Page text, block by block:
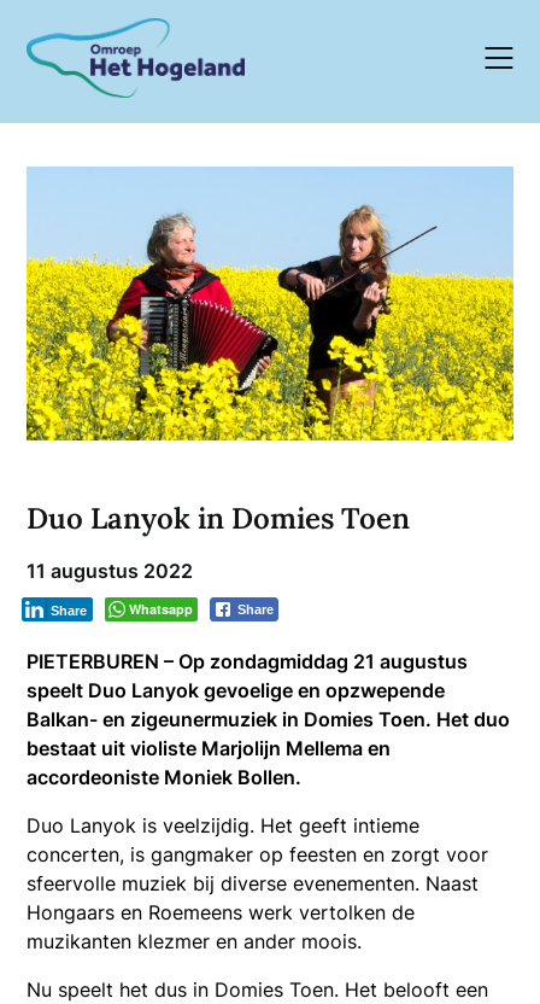
content
Duo Lanyok in Domies Toen
11 augustus 2022
Whatsapp Share
Share
PIETERBUREN – Op zondagmiddag 21 augustus
speelt Duo Lanyok gevoelige en opzwepende
Balkan- en zigeunermuziek in Domies Toen. Het duo
bestaat uit violiste Marjolijn Mellema en
accordeoniste Moniek Bollen.
Duo Lanyok is veelzijdig. Het geeft intieme
concerten, is gangmaker op feesten en zorgt voor
sfeervolle muziek bij diverse evenementen. Naast
Hongaars en Roemeens werk vertolken de
muzikanten klezmer en ander moois.
Nu speelt het dus in Domies Toen. Het belooft een